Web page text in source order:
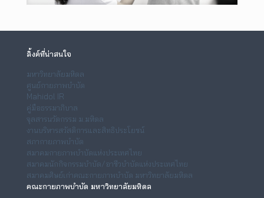
ลิ้งค์ที่น่าสนใจ
มหาวิทยาลัยมหิดล
ศูนย์กายภาพบำบัด
Mahidol IR
คู่มือธรรมาภิบาล
จุลสารนวัตกรรม ม.มหิดล
งานบริหารสวัสดิการและสิทธิประโยชน์
สภากายภาพบำบัด
สมาคมกายภาพบำบัดแห่งประเทศไทย
สมาคมนักกิจกรรมบำบัด/อาชีวบำบัดแห่งประเทศไทย
สมาคมศิษย์เก่าคณะกายภาพบำบัด มหาวิทยาลัยมหิดล
คณะกายภาพบำบัด มหาวิทยาลัยมหิดล